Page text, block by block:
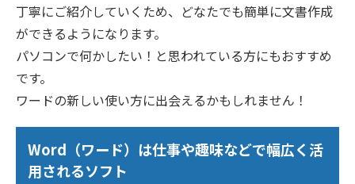
丁寧にご紹介していくため、どなたでも簡単に文書作成
ができるようになります。
パソコンで何かしたい！と思われている方にもおすすめ
です。
ワードの新しい使い方に出会えるかもしれません！
Word（ワード）は仕事や趣味などで幅広く活
用されるソフト